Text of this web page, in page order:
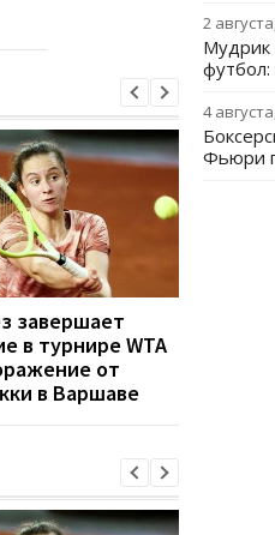
завершает
в турнире WTA
от
в Варшаве
2
Мудрик
4
Фьюри